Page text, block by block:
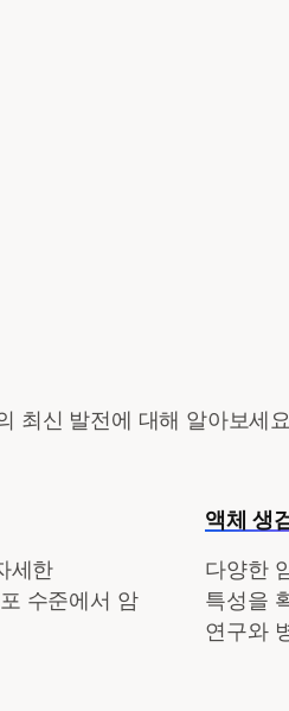
최신 발전에 대해 알아보세
세한
수준에서 암
액체 생
다양한
특성을
연구와